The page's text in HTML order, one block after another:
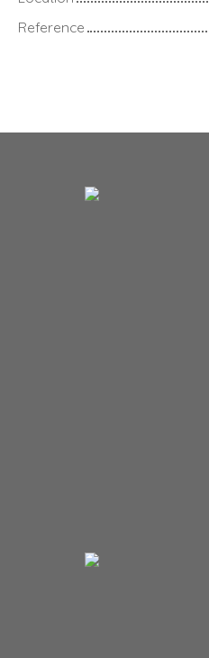
Reference